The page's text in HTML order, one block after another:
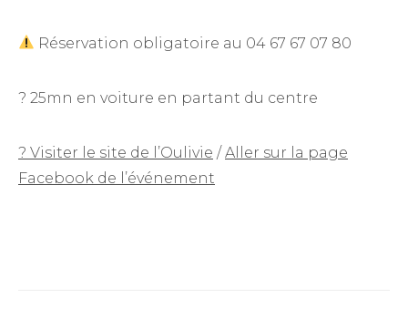
Réservation obligatoire au 04 67 67 07 80
? 25mn en voiture en partant du centre
? Visiter le site de l’Oulivie /Aller sur la page
Facebook de l’événement